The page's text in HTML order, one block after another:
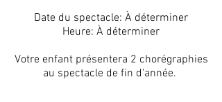
Date du spectacle: À déterminer
Heure: À déterminer
Votre enfant présentera 2 chorégraphies
au spectacle de fin d'année.